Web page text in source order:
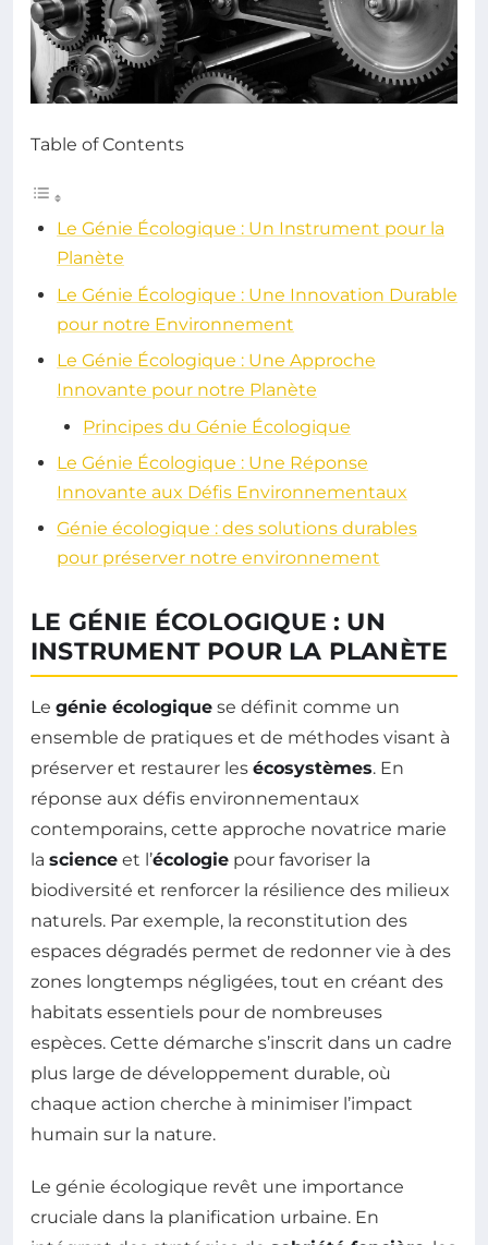
Table of Contents
Le Génie Écologique : Un Instrument pour la
Planète
Le Génie Écologique : Une Innovation Durable
pour notre Environnement
Le Génie Écologique : Une Approche
Innovante pour notre Planète
Principes du Génie Écologique
Le Génie Écologique : Une Réponse
Innovante aux Défis Environnementaux
Génie écologique : des solutions durables
pour préserver notre environnement
LE GÉNIE ÉCOLOGIQUE : UN
INSTRUMENT POUR LA PLANÈTE
Le génie écologique se définit comme un
ensemble de pratiques et de méthodes visant à
préserver et restaurer les écosystèmes. En
réponse aux défis environnementaux
contemporains, cette approche novatrice marie
la science et l’écologie pour favoriser la
biodiversité et renforcer la résilience des milieux
naturels. Par exemple, la reconstitution des
espaces dégradés permet de redonner vie à des
zones longtemps négligées, tout en créant des
habitats essentiels pour de nombreuses
espèces. Cette démarche s’inscrit dans un cadre
plus large de développement durable, où
chaque action cherche à minimiser l’impact
humain sur la nature.
Le génie écologique revêt une importance
cruciale dans la planification urbaine. En